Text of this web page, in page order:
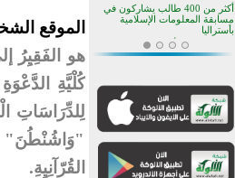
الموقع
هو الفَقِيِرُ
كُلْيَّةِ
لِلدِّرَاسَاتِ
"وَاشُنْطُنَ"
القُرّآنِيِةِ.
أكثر من 400 طالب يشاركون في
مسابقة المعلومات الإسلامية
بأستراليا
افتتاح تاريخي لأول مسجد في بلييفليا
بالجبل الأسود منذ أكثر من قرن
مسجد جديد في أجواء إيمانية مميزة
أكبر مشروع إسلامي في ريف
أستراليا يفتتح أبوابه بعد سنوات من
القرآن والتربية في صدارة البرامج
الصيفية للمسلمين في بينزا
وساراتوف وموردوفيا هذا العام